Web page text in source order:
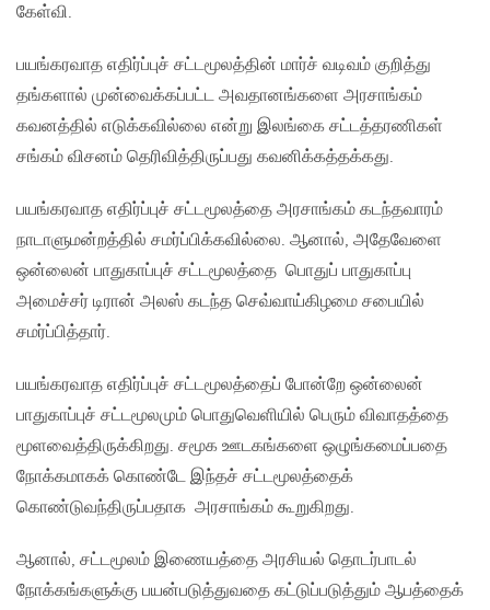
கேள்வி.
பயங்கரவாத எதிர்ப்புச் சட்டமூலத்தின் மார்ச் வடிவம் குறித்து
தங்களால் முன்வைக்கப்பட்ட அவதானங்களை அரசாங்கம்
கவனத்தில் எடுக்கவில்லை என்று இலங்கை சட்டத்தரணிகள்
சங்கம் விசனம் தெரிவித்திருப்பது கவனிக்கத்தக்கது.
பயங்கரவாத எதிர்ப்புச் சட்டமூலத்தை அரசாங்கம் கடந்தவாரம்
நாடாளுமன்றத்தில் சமர்ப்பிக்கவில்லை. ஆனால், அதேவேளை
ஒன்லைன் பாதுகாப்புச் சட்டமூலத்தை பொதுப் பாதுகாப்பு
அமைச்சர் டிரான் அலஸ் கடந்த செவ்வாய்கிழமை சபையில்
சமர்ப்பித்தார்.
பயங்கரவாத எதிர்ப்புச் சட்டமூலத்தைப் போன்றே ஒன்லைன்
பாதுகாப்புச் சட்டமூலமும் பொதுவெளியில் பெரும் விவாதத்தை
மூளவைத்திருக்கிறது. சமூக ஊடகங்களை ஒழுங்கமைப்பதை
நோக்கமாகக் கொண்டே இந்தச் சட்டமூலத்தைக்
கொண்டுவந்திருப்பதாக அரசாங்கம் கூறுகிறது.
ஆனால், சட்டமூலம் இணையத்தை அரசியல் தொடர்பாடல்
நோக்கங்களுக்கு பயன்படுத்துவதை கட்டுப்படுத்தும் ஆபத்தைக்